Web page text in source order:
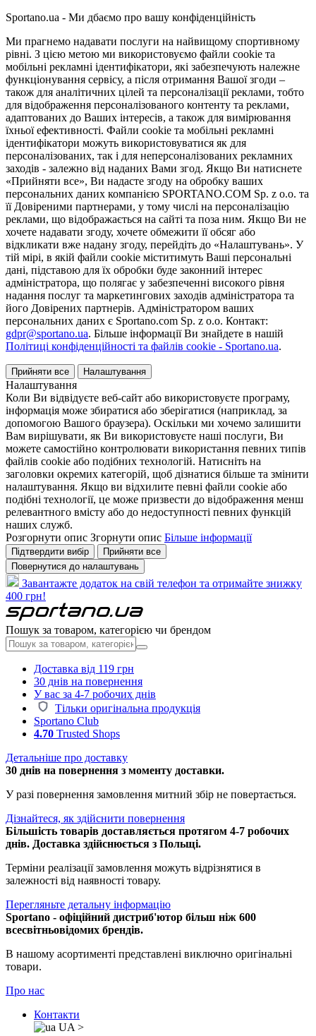
Sportano.ua - Ми дбаємо про вашу конфіденційність
Ми прагнемо надавати послуги на найвищому спортивному
рівні. З цією метою ми використовуємо файли cookie та
мобільні рекламні ідентифікатори, які забезпечують належне
функціонування сервісу, а після отримання Вашої згоди –
також для аналітичних цілей та персоналізації реклами, тобто
для відображення персоналізованого контенту та реклами,
адаптованих до Ваших інтересів, а також для вимірювання
їхньої ефективності. Файли cookie та мобільні рекламні
ідентифікатори можуть використовуватися як для
персоналізованих, так і для неперсоналізованих рекламних
заходів - залежно від наданих Вами згод. Якщо Ви натиснете
«Прийняти все», Ви надасте згоду на обробку ваших
персональних даних компанією SPORTANO.COM Sp. z o.o. та
її Довіреними партнерами, у тому числі на персоналізацію
реклами, що відображається на сайті та поза ним. Якщо Ви не
хочете надавати згоду, хочете обмежити її обсяг або
відкликати вже надану згоду, перейдіть до «Налаштувань». У
тій мірі, в якій файли cookie міститимуть Ваші персональні
дані, підставою для їх обробки буде законний інтерес
адміністратора, що полягає у забезпеченні високого рівня
надання послуг та маркетингових заходів адміністратора та
його Довірених партнерів. Адміністратором ваших
персональних даних є Sportano.com Sp. z o.o. Контакт:
gdpr@sportano.ua. Більше інформації Ви знайдете в нашій
Політиці конфіденційності та файлів cookie - Sportano.ua.
Прийняти все Налаштування
Налаштування
Коли Ви відвідуєте веб-сайт або використовуєте програму,
інформація може збиратися або зберігатися (наприклад, за
допомогою Вашого браузера). Оскільки ми хочемо залишити
Вам вирішувати, як Ви використовуєте наші послуги, Ви
можете самостійно контролювати використання певних типів
файлів cookie або подібних технологій. Натисніть на
заголовки окремих категорій, щоб дізнатися більше та змінити
налаштування. Якщо ви відхилите певні файли cookie або
подібні технології, це може призвести до відображення менш
релевантного вмісту або до недоступності певних функцій
наших служб.
Розгорнути опис Згорнути опис Більше інформації
Підтвердити вибір
Прийняти все
Повернутися до налаштувань
Завантажте додаток на свій телефон та отримайте знижку
400 грн!
Пошук за товаром, категорією чи брендом
Доставка від 119 грн
30 днів на повернення
У вас за 4-7 робочих днів
Тільки оригінальна продукція
Sportano Club
4.70 Trusted Shops
Детальніше про доставку
30 днів на повернення з моменту доставки.
У разі повернення замовлення митний збір не повертається.
Дізнайтеся, як здійснити повернення
Більшість товарів доставляється протягом 4-7 робочих
днів. Доставка здійснюється з Польщі.
Терміни реалізації замовлення можуть відрізнятися в
залежності від наявності товару.
Перегляньте детальну інформацію
Sportano - офіційний дистриб'ютор більш ніж 600
всесвітньовідомих брендів.
В нашому асортименті представлені виключно оригінальні
товари.
Про нас
Контакти
UA >